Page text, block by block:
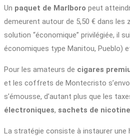
Un paquet de Marlboro peut
demeurent autour de 5,50 € dans
solution “économique” privilégiée, il
économiques type Manitou, Pueblo)
Pour les amateurs de cigares
et les coffrets de Montecristo
s’émousse, d’autant plus que les
électroniques, sachets de nicotine
La stratégie consiste à instaurer une